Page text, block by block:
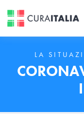
LA